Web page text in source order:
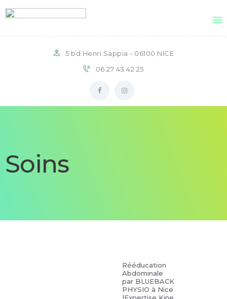
5 bd Henri Sappia - 06100 NICE
06 27 43 42 25
Soins
VOTRE KINÉSITHÉRAPEUTE
Rééducation
Abdominale
par BLUEBACK
PHYSIO à Nice
|Expertise Kine